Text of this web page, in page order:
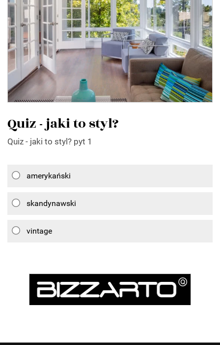
Quiz - jaki to styl?
Quiz - jaki to styl? pyt 1
amerykański
skandynawski
vintage